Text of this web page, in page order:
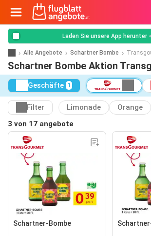
Laden Sie unsere App herunter
Alle Angebote Schartner Bombe
Schartner Bombe Aktion
Geschäfte 1
Filter Limonade Orange
3 von 17 angebote
Schartner-Bombe